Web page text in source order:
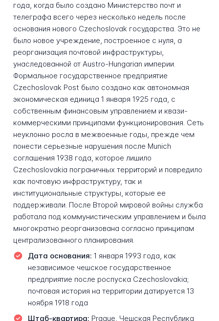
года, когда было создано Министерство почт и
телеграфа всего через несколько недель после
основания нового Czechoslovak государства. Это не
было новое учреждение, построенное с нуля, а
реорганизация почтовой инфраструктуры,
унаследованной от Austro-Hungarian империи.
Формальное государственное предприятие
Czechoslovak Post было создано как автономная
экономическая единица 1 января 1925 года, с
собственным финансовым управлением и квази-
коммерческими принципами функционирования. Сеть
неуклонно росла в межвоенные годы, прежде чем
понести серьезные нарушения после Munich
соглашения 1938 года, которое лишило
Czechoslovakia пограничных территорий и повредило
как почтовую инфраструктуру, так и
институциональные структуры, которые ее
поддерживали. После Второй мировой войны служба
работала под коммунистическим управлением и была
многократно реорганизована согласно принципам
централизованного планирования.
Дата основания: 1 января 1993 года, как
независимое чешское государственное
предприятие после роспуска Czechoslovakia;
почтовая история на территории датируется 13
ноября 1918 года
Штаб-квартира: Prague, Чешская Республика